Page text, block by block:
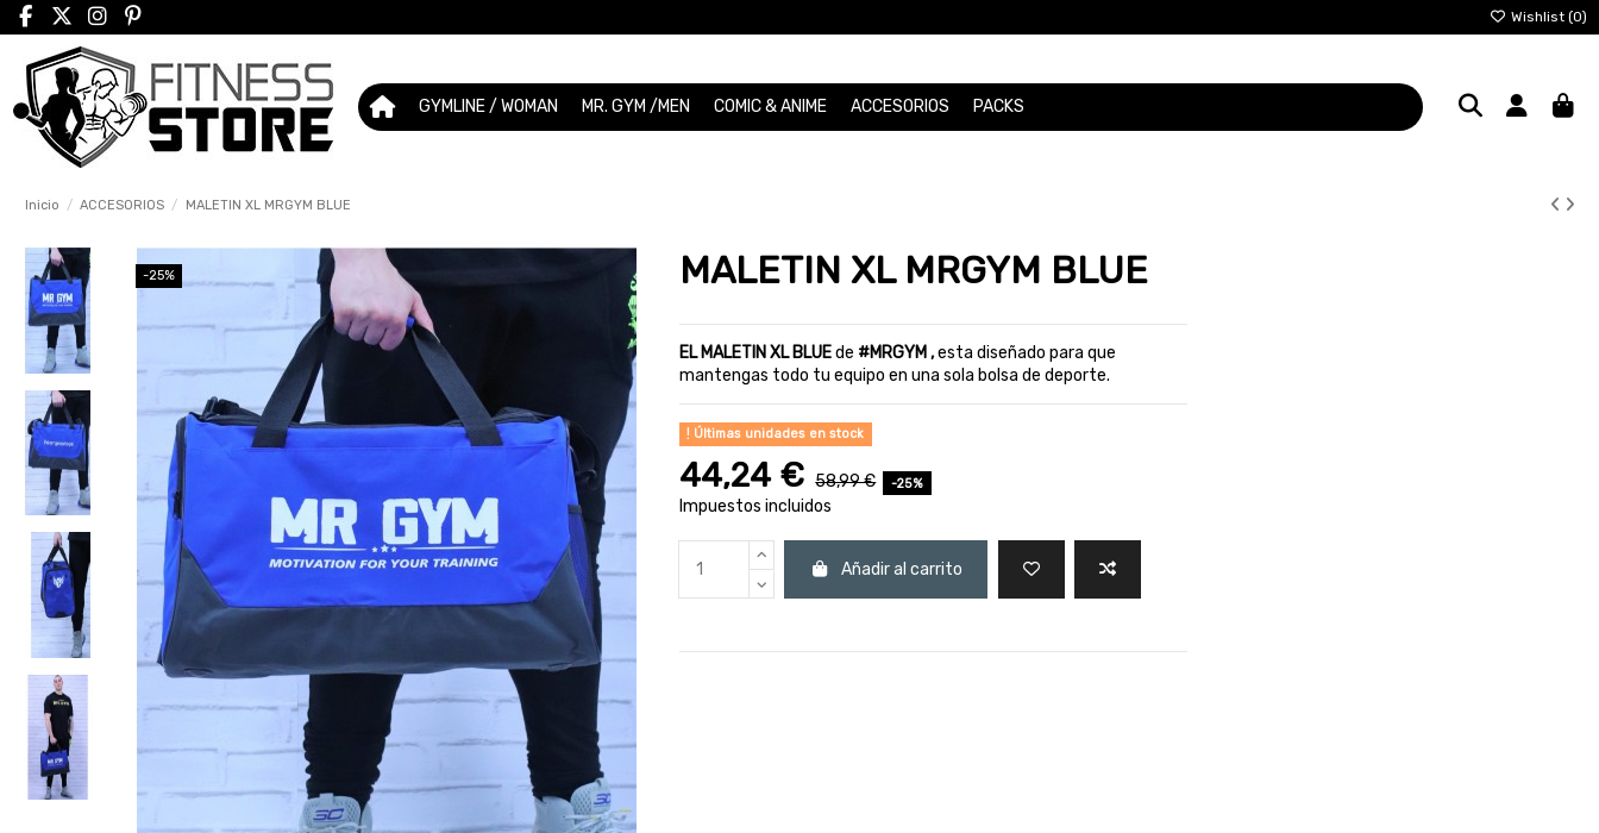
Wishlist (0)
GYMLINE / WOMAN MR. GYM /MEN COMIC & ANIME ACCESORIOS PACKS
Inicio ACCESORIOS MALETIN XL MRGYM BLUE
-25% MALETIN XL MRGYM BLUE
EL MALETIN XL BLUEde #MRGYM,esta diseñado para que
mantengas todo tu equipo en una sola bolsa de deporte.
Últimas unidades en stock
44,24 € 58,99 € -25%
Impuestos incluidos
Añadir al carrito